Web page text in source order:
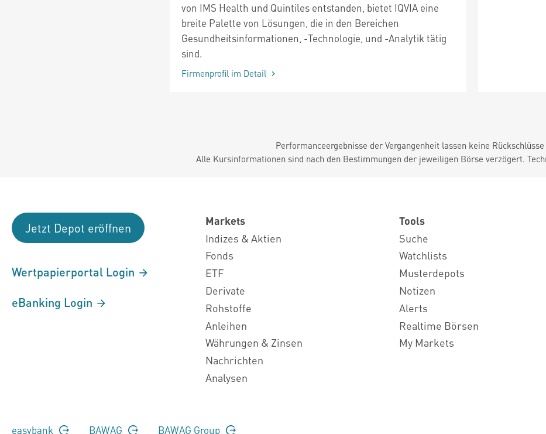
von IMS Health und Quintiles entstanden, bietet IQVIA eine
breite Palette von Lösungen, die in den Bereichen
Gesundheitsinformationen, -Technologie, und -Analytik tätig
sind.
Firmenprofil im Detail
Performanceergebnisse der Vergangenheit lassen keine
Alle Kursinformationen sind nach den Bestimmungen der jeweiligen Börse verzögert.
Jetzt Depot eröffnen
Wertpapierportal Login
eBanking Login
Markets
Indizes & Aktien
Fonds
ETF
Derivate
Rohstoffe
Anleihen
Währungen & Zinsen
Nachrichten
Analysen
Tools
Suche
Watchlists
Musterdepots
Notizen
Alerts
Realtime Börsen
My Markets
easybank BAWAG BAWAG Group